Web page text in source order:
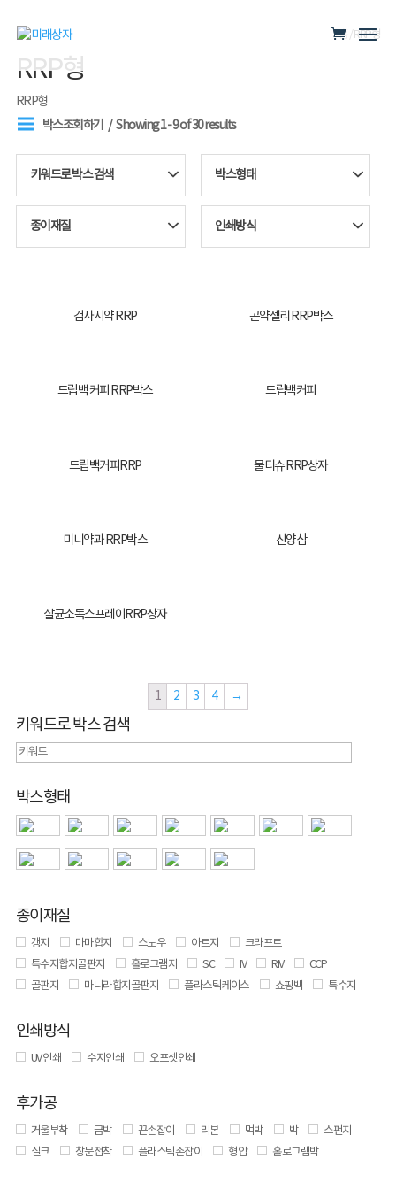
홈 / RRP형
RRP형
RRP형
박스조회하기
Showing 1 - 9 of 30 results
키워드로 박스 검색 박스형태
종이재질 인쇄방식
검사시약 RRP 곤약젤리 RRP박스
드립백 커피 RRP박스 드립백커피
드립백커피RRP 물티슈 RRP상자
미니약과 RRP박스 산양삼
살균소독스프레이RRP상자
1 2 3 4 →
키워드로 박스 검색
박스형태
종이재질
갱지 마마합지 스노우 아트지
크라프트
특수지합지골판지
홀로그램지 SC IV RIV
CCP
골판지
마니라합지골판지 플라스틱케이스 쇼핑백 특수지
인쇄방식
UV 인쇄 수지인쇄 오프셋인쇄
후가공
거울부착 금박 끈손잡이 리본 먹박 박
스펀지
실크
창문접착 플라스틱손잡이 형압 홀로그램박